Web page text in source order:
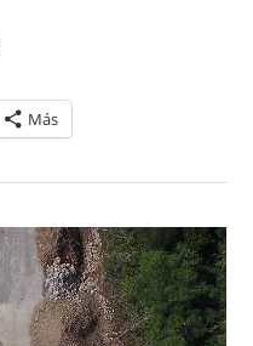
Más